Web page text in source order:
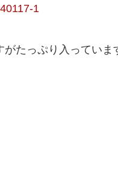
がたっぷり入っていま